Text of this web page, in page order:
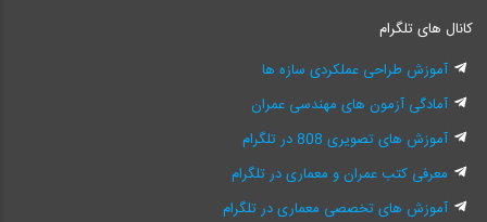
کانال های تلگرام
آموزش طراحی عملکردی سازه ها
آمادگی آزمون های مهندسی عمران
آموزش های تصویری 808 در تلگرام
معرفی کتب عمران و معماری در تلگرام
آموزش های تخصصی معماری در تلگرام